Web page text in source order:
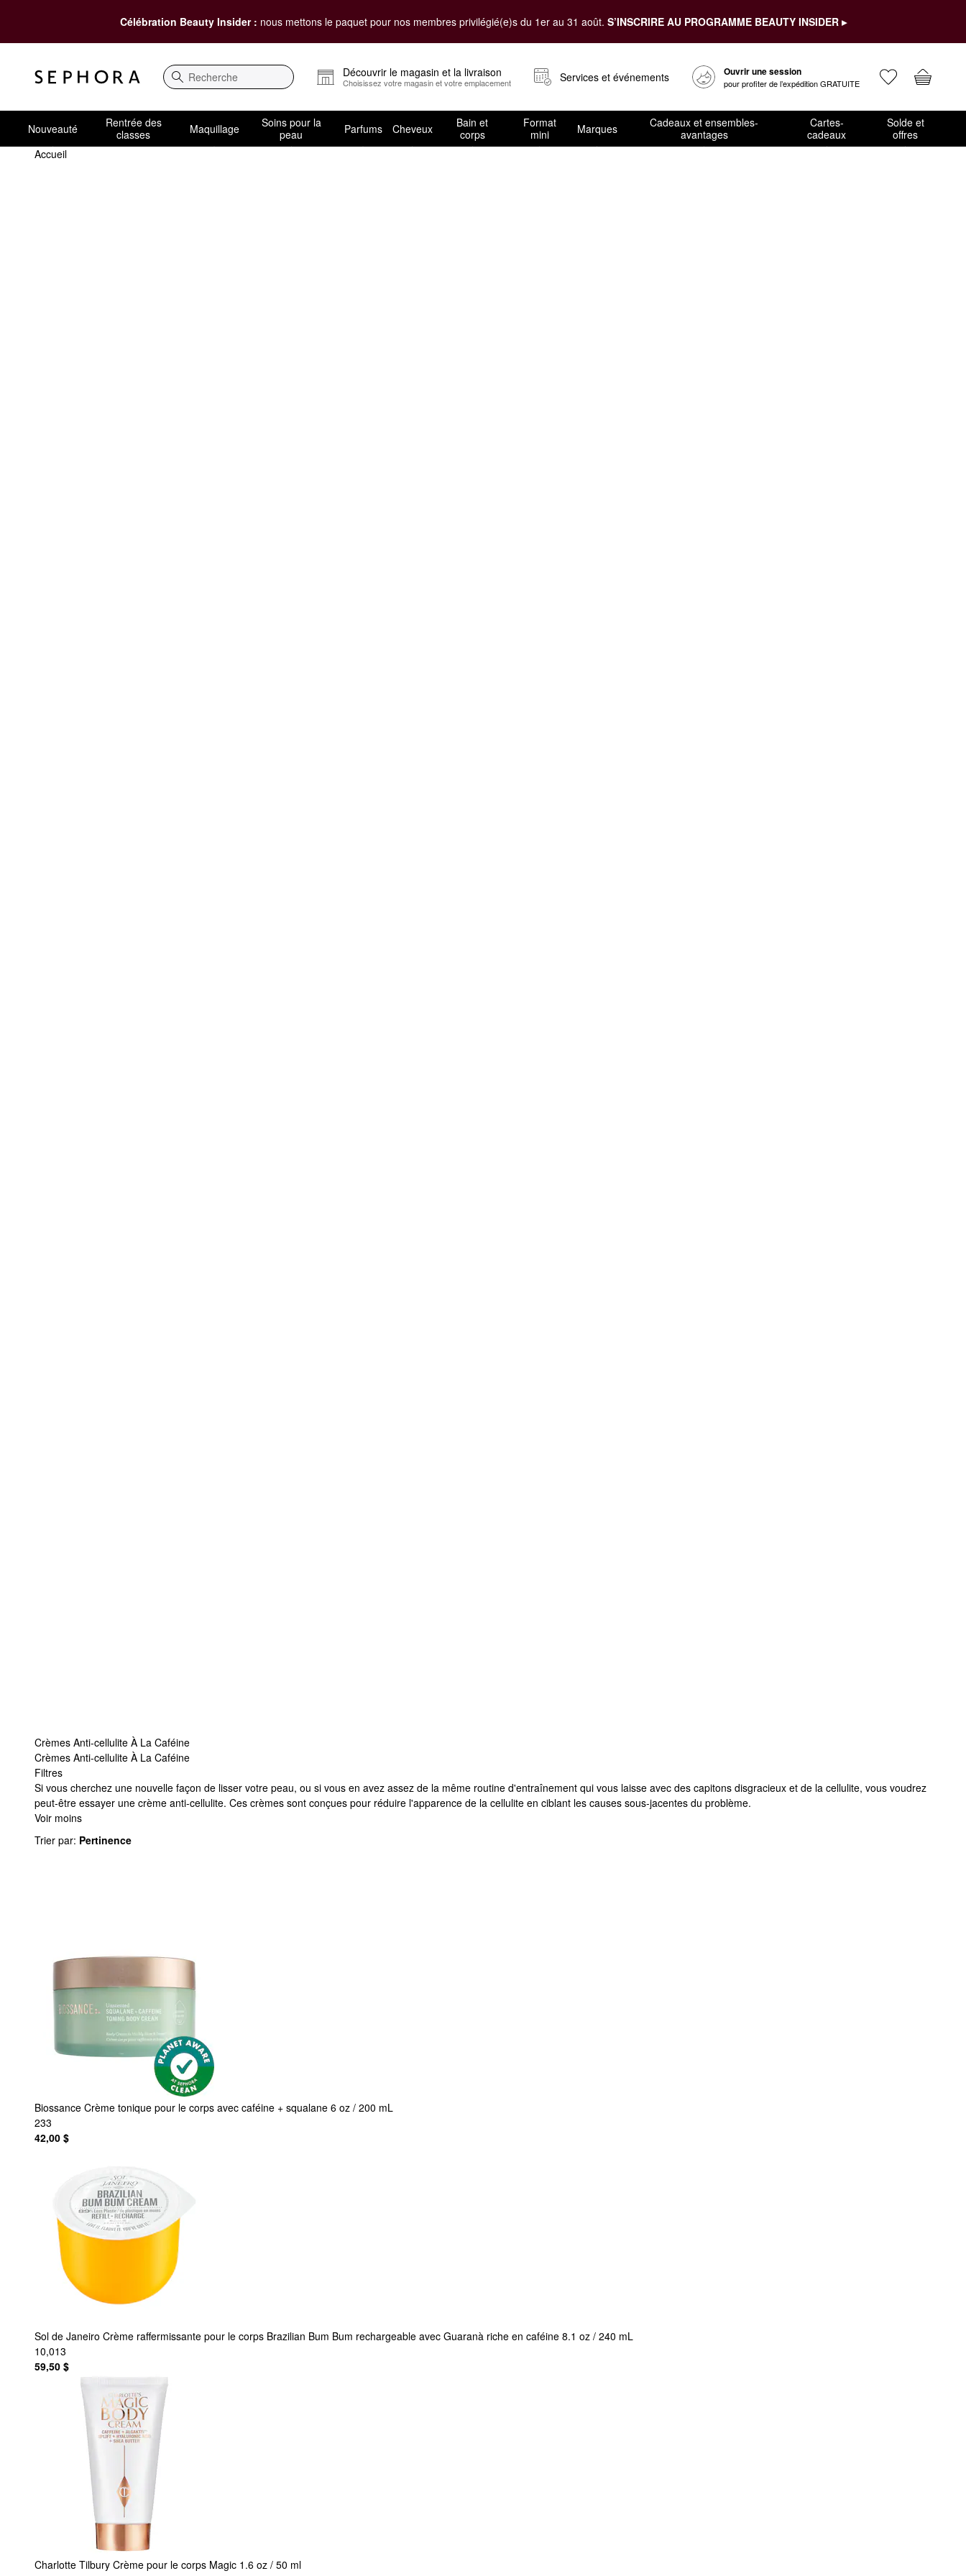
Célébration Beauty Insider : nous mettons le paquet pour nos membres privilégié(e)s du 1er au 31 août. S’INSCRIRE AU PROGRAMME BEAUTY INSIDER ▸
Recherche
Découvrir le magasin et la livraison
Choisissez votre magasin et votre emplacement Services et événements Ouvrir une session
pour profiter de l’expédition GRATUITE
Nouveauté
Rentrée des
classes
Maquillage
Soins pour la
peau
Parfums Cheveux
Bain et
corps
Format
mini
Marques
Cadeaux et ensembles-
avantages
Cartes-
cadeaux
Solde et
offres
Accueil
Crèmes Anti-cellulite À La Caféine
Crèmes Anti-cellulite À La Caféine
Filtres
Crèmes Anti-cellulite À La Caféine
Si vous cherchez une nouvelle façon de lisser votre peau, ou si vous en avez assez de la même routine d'entraînement qui vous laisse avec des capitons disgracieux et de la cellulite, vous voudrez
peut-être essayer une crème anti-cellulite. Ces crèmes sont conçues pour réduire l'apparence de la cellulite en ciblant les causes sous-jacentes du problème.
Voir moins
Trier par: Pertinence
Biossance Crème tonique pour le corps avec caféine + squalane 6 oz / 200 mL
233
42,00 $
Sol de Janeiro Crème raffermissante pour le corps Brazilian Bum Bum rechargeable avec Guaranà riche en caféine 8.1 oz / 240 mL
10,013
59,50 $
Charlotte Tilbury Crème pour le corps Magic 1.6 oz / 50 ml